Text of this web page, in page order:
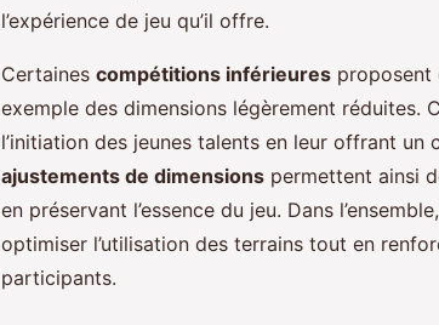
l’expérience de jeu qu’il offre.
Certaines compétitions inférieures proposent
exemple des dimensions légèrement réduites.
l’initiation des jeunes talents en leur offrant
ajustements de dimensions permettent ainsi
en préservant l’essence du jeu. Dans
optimiser l’utilisation des terrains tout en
participants.